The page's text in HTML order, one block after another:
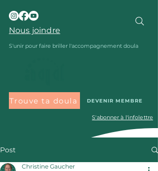
Nous joindre
S'unir pour faire briller l'accompagnement doula
Trouve ta doula DEVENIR MEMBRE
S'abonner à l'infolettre
Post
Christine Gaucher